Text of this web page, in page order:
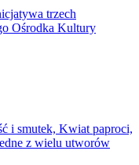
trzech
Ośrodka Kultury
i smutek, Kwiat paproci,
z wielu utworów